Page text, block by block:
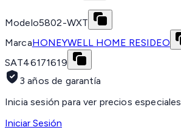
Modelo5802-WXT
MarcaHONEYWELL HOME RESIDEO
SAT46171619
3 años de garantía
Inicia sesión para ver precios especiales
Iniciar Sesión